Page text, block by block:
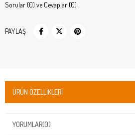
Sorular (0) ve Cevaplar (0)
PAYLAŞ
ÜRÜN ÖZELLIKLERI
YORUMLAR(0)